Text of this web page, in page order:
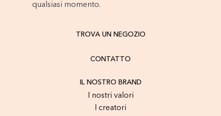
qualsiasi momento.
TROVA UN NEGOZIO
CONTATTO
IL NOSTRO BRAND
I nostri valori
I creatori